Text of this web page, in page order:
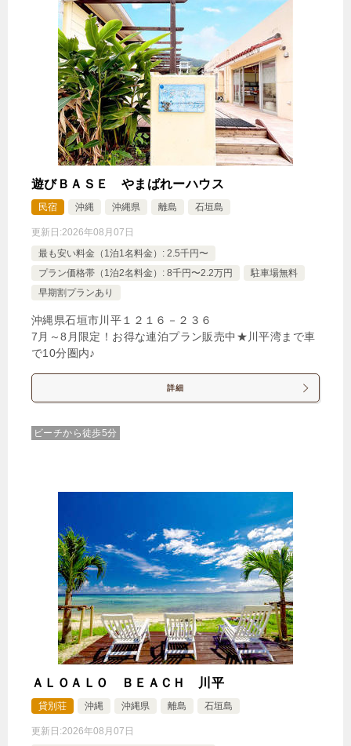
じゃらんで確認する
【3泊以上でさらにお得★連泊割引プラン】プライベ
ートヴィラで過ごすラグジュアリーステイ（素泊）
その他 🍴食事なし IN OUT-10:00
特別室・スイート・離れ
ヴィラタイプ（4名定員・プライベートプール付）
【選べるお部屋と価格】
9,504円
トプール付）
21,978円プレミアムヴィラタイプ（5名定
【2泊でお得★連泊割引プラン】プライベートヴィラ
で過ごすラグジュアリーステイ（素泊）
その他 🍴食事なし IN15:00- OUT-10:00
特別室・スイート・離れ 禁煙ルーム
遊びＢＡＳＥ やまばれーハウス
民宿 沖縄 沖縄県 離島 石垣島
更新日:2026年08月07日
最も安い料金（1泊1名料金）: 2.5千円〜
プラン価格帯（1泊2名料金）: 8千円〜2.2万円
駐車場無料
早期割プランあり
沖縄県石垣市川平１２１６－２３６
7月～8月限定！お得な連泊プラン販売中★川平湾まで車
で10分圏内♪
詳細
ビーチから徒歩5分
ＡＬＯＡＬＯ ＢＥＡＣＨ 川平
貸別荘 沖縄 沖縄県 離島 石垣島
更新日:2026年08月07日